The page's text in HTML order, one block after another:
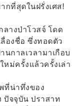
ที่สุดในฝรั่งเศส!
ลางป่าโวสจ์ โดด
องชื่อ ซึ่งทอดตัว
นกาลเวลามาเกือบ
หม่ครั้งแล้วครั้งเล่า
ที่น่าทึ่งของ
ปัจจุบัน ปราสาท